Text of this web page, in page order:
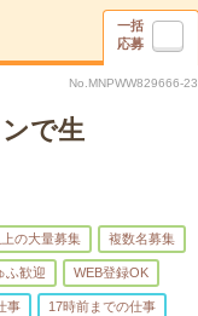
一括
応募
No.MNPWW829666-23
で生
の大量募集 複数名募集
ふ歓迎 WEB登録OK
事 17時前までの仕事